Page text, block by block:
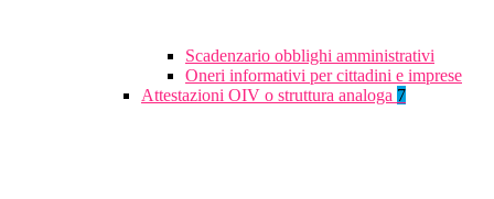
Scadenzario obblighi amministrativi
Oneri informativi per cittadini e imprese
Attestazioni OIV o struttura analoga 7